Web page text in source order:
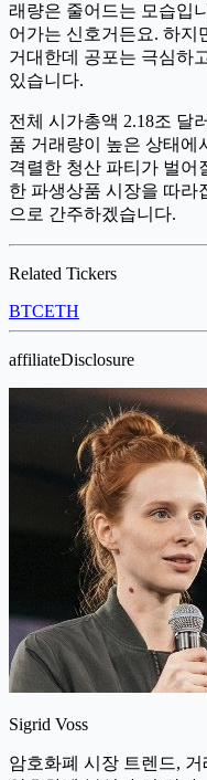
래량은 줄어드는 모습입
어가는 신호거든요. 하지
거대한데 공포는 극심하
있습니다.
전체 시가총액 2.18조 달
품 거래량이 높은 상태에
격렬한 청산 파티가 벌어
한 파생상품 시장을 따라
으로 간주하겠습니다.
Related Tickers
BTCETH
affiliateDisclosure
Sigrid Voss
암호화폐 시장 트렌드,